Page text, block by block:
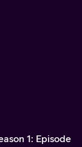
1: Episode